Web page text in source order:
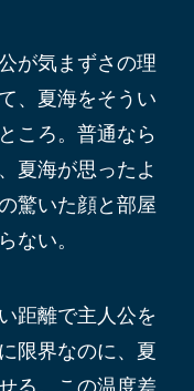
が気まずさの理
、夏海をそうい
ころ。普通なら
夏海が思ったよ
驚いた顔と部屋
ない。
距離で主人公を
限界なのに、夏
る。この温度差